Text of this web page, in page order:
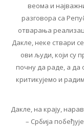
веома и
разговора са
отварања
Дакле, неке ствари
ови људи, који су
почну да раде, а да
критикујемо и
Дакле, на крају,
– Србија